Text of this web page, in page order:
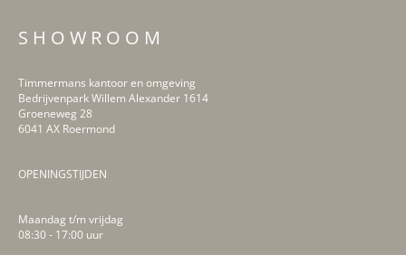
S H O W R O O M
Timmermans kantoor en omgeving
Bedrijvenpark Willem Alexander 1614
Groeneweg 28
6041 AX Roermond
OPENINGSTIJDEN
Maandag t/m vrijdag
08:30 - 17:00 uur